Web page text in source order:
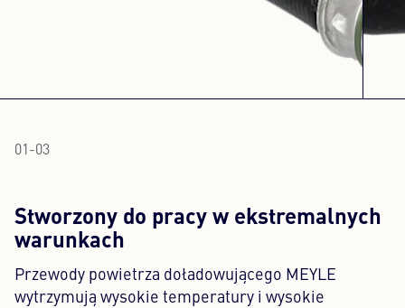
01 -03
Stworzony do pracy w ekstremalnych
warunkach
Przewody powietrza doładowującego MEYLE
wytrzymują wysokie temperatury i wysokie